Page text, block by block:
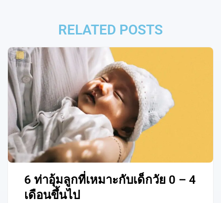
RELATED POSTS
6 ท่าอุ้มลูกที่เหมาะกับเด็กวัย 0 – 4
เดือนขึ้นไป